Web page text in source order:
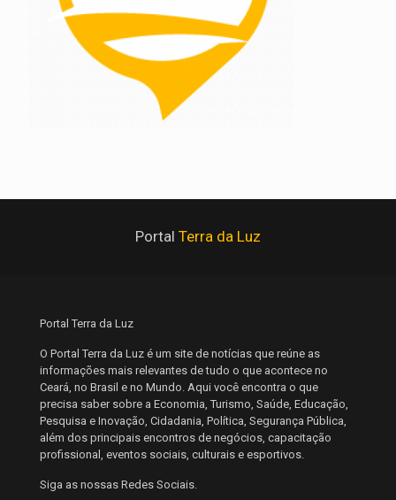
Portal Terra da Luz
Portal Terra da Luz
O Portal Terra da Luz é um site de notícias que reúne as
informações mais relevantes de tudo o que acontece no
Ceará, no Brasil e no Mundo. Aqui você encontra o que
precisa saber sobre a Economia, Turismo, Saúde, Educação,
Pesquisa e Inovação, Cidadania, Política, Segurança Pública,
além dos principais encontros de negócios, capacitação
profissional, eventos sociais, culturais e esportivos.
Siga as nossas Redes Sociais.